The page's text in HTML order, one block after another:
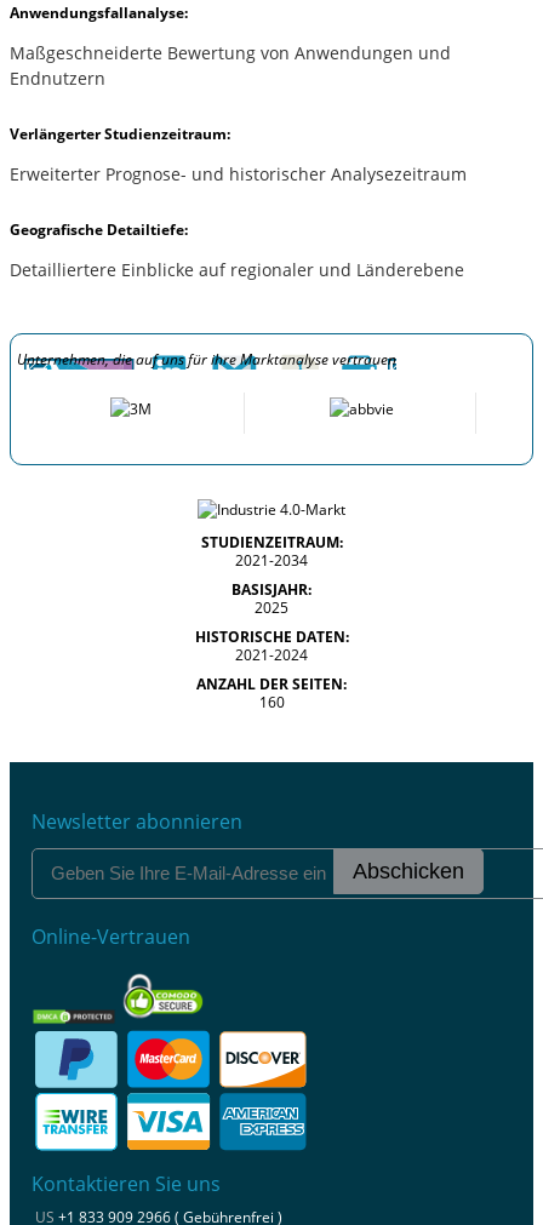
Anwendungsfallanalyse:
Maßgeschneiderte Bewertung von Anwendungen und
Endnutzern
Verlängerter Studienzeitraum:
Erweiterter Prognose- und historischer Analysezeitraum
Geografische Detailtiefe:
Detailliertere Einblicke auf regionaler und Länderebene
Unternehmen, die auf uns für ihre Marktanalyse vertrauen
STUDIENZEITRAUM:
2021-2034
BASISJAHR:
2025
HISTORISCHE DATEN:
2021-2024
ANZAHL DER SEITEN:
160
Newsletter abonnieren
Abschicken
Online-Vertrauen
Kontaktieren Sie uns
US +1 833 909 2966 ( Gebührenfrei )